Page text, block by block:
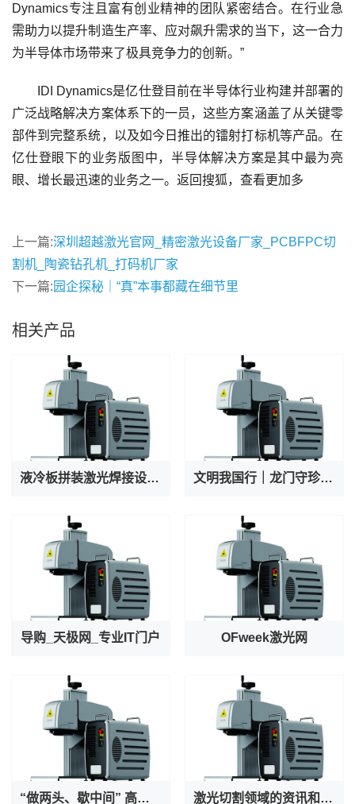
Dynamics专注且富有创业精神的团队紧密结合。在行业急
需助力以提升制造生产率、应对飙升需求的当下，这一合力
为半导体市场带来了极具竞争力的创新。”
IDI Dynamics是亿仕登目前在半导体行业构建并部署的
广泛战略解决方案体系下的一员，这些方案涵盖了从关键零
部件到完整系统，以及如今日推出的镭射打标机等产品。在
亿仕登眼下的业务版图中，半导体解决方案是其中最为亮
眼、增长最迅速的业务之一。返回搜狐，查看更加多
上一篇:深圳超越激光官网_精密激光设备厂家_PCBFPC切
割机_陶瓷钻孔机_打码机厂家
下一篇: 园企探秘｜“真”本事都藏在细节里
相关产品
液冷板拼装激光焊接设备厂家专业出产AI服务器液冷阀焊接机 文明我国行｜龙门守珍：为千年石窟注入“数字生命力”
导购_天极网_专业IT门户 OFweek激光网
“做两头、歇中间” 高温之下守护者也在被守护 激光切割领域的资讯和技术解决方案的提供者--激光切割 - OFweek网